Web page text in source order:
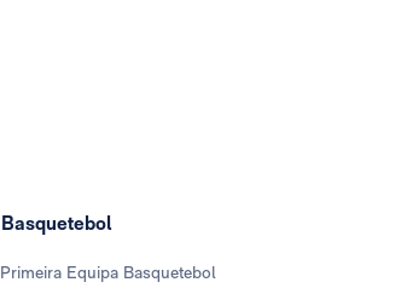
Basquetebol
Primeira Equipa Basquetebol